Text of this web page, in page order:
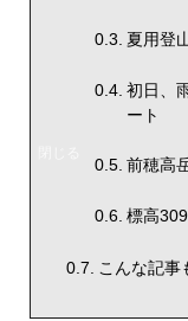
夏用登
初日、
ート
前穂高
標高
こんな記事